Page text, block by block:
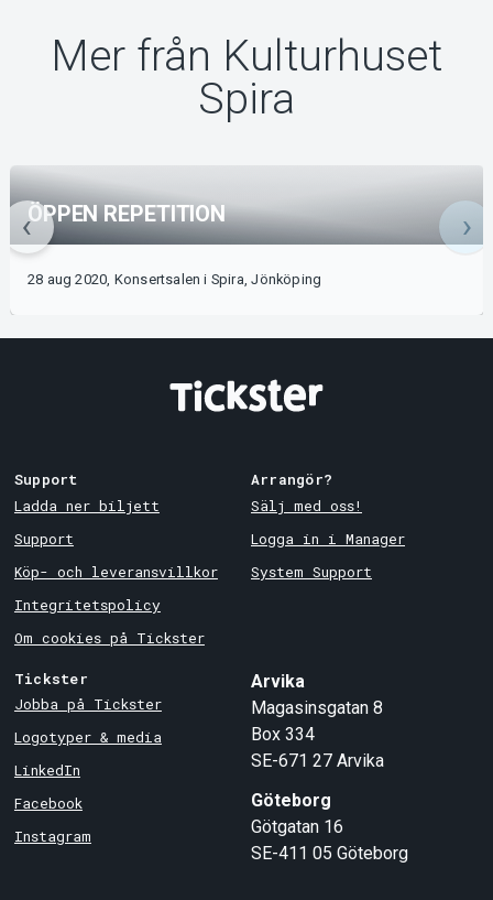
Mer från Kulturhuset
Spira
ÖPPEN REPETITION
28 aug 2020, Konsertsalen i Spira, Jönköping
Support
Ladda ner biljett
Support
Köp- och leveransvillkor
Integritetspolicy
Om cookies på Tickster
Arrangör?
Sälj med oss!
Logga in i Manager
System Support
Tickster
Jobba på Tickster
Logotyper & media
LinkedIn
Facebook
Instagram
Arvika
Magasinsgatan 8
Box 334
SE-671 27 Arvika
Göteborg
Götgatan 16
SE-411 05 Göteborg